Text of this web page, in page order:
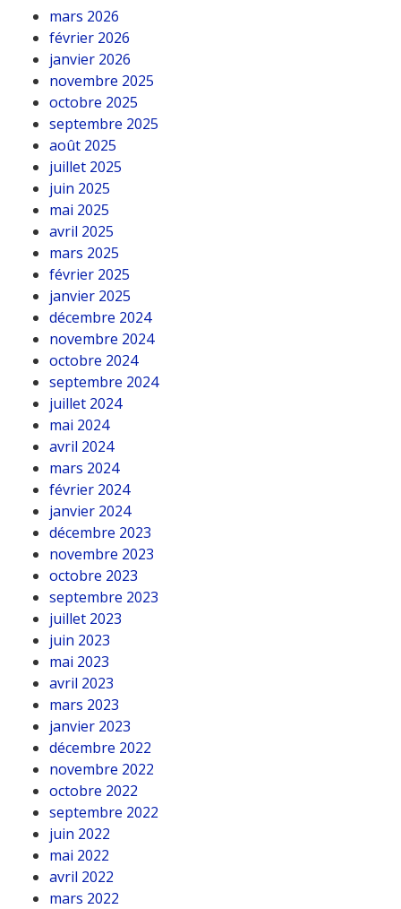
mars 2026
février 2026
janvier 2026
novembre 2025
octobre 2025
septembre 2025
août 2025
juillet 2025
juin 2025
mai 2025
avril 2025
mars 2025
février 2025
janvier 2025
décembre 2024
novembre 2024
octobre 2024
septembre 2024
juillet 2024
mai 2024
avril 2024
mars 2024
février 2024
janvier 2024
décembre 2023
novembre 2023
octobre 2023
septembre 2023
juillet 2023
juin 2023
mai 2023
avril 2023
mars 2023
janvier 2023
décembre 2022
novembre 2022
octobre 2022
septembre 2022
juin 2022
mai 2022
avril 2022
mars 2022